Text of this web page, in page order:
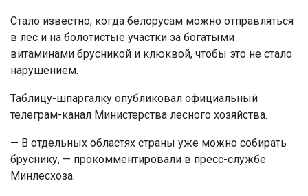
Стало известно, когда белорусам можно отправляться
в лес и на болотистые участки за богатыми
витаминами брусникой и клюквой, чтобы это не стало
нарушением.
Таблицу-шпаргалку опубликовал официальный
телеграм-канал Министерства лесного хозяйства.
— В отдельных областях страны уже можно собирать
бруснику, — прокомментировали в пресс-службе
Минлесхоза.